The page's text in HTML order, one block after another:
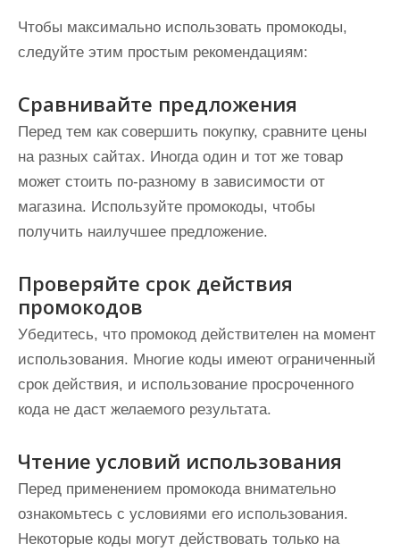
Чтобы максимально использовать промокоды,
следуйте этим простым рекомендациям:
Сравнивайте предложения
Перед тем как совершить покупку, сравните цены
на разных сайтах. Иногда один и тот же товар
может стоить по-разному в зависимости от
магазина. Используйте промокоды, чтобы
получить наилучшее предложение.
Проверяйте срок действия
промокодов
Убедитесь, что промокод действителен на момент
использования. Многие коды имеют ограниченный
срок действия, и использование просроченного
кода не даст желаемого результата.
Чтение условий использования
Перед применением промокода внимательно
ознакомьтесь с условиями его использования.
Некоторые коды могут действовать только на